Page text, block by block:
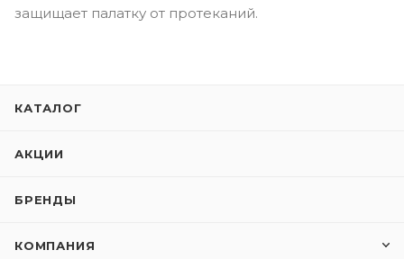
защищает палатку от протеканий.
КАТАЛОГ
АКЦИИ
БРЕНДЫ
КОМПАНИЯ